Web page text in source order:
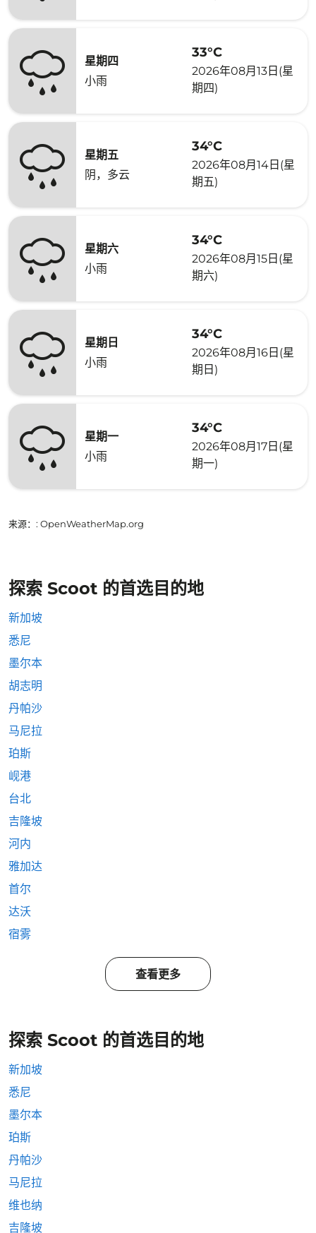
星期四
小雨
33°C
2026年08月13日(星
期四)
星期五
阴，多云
34°C
2026年08月14日(星
期五)
星期六
小雨
34°C
2026年08月15日(星
期六)
星期日
小雨
34°C
2026年08月16日(星
期日)
星期一
小雨
34°C
2026年08月17日(星
期一)
来源： : OpenWeatherMap.org
探索 Scoot 的首选目的地
新加坡
悉尼
墨尔本
胡志明
丹帕沙
马尼拉
珀斯
岘港
台北
吉隆坡
河内
雅加达
首尔
达沃
宿雾
查看更多
探索 Scoot 的首选目的地
新加坡
悉尼
墨尔本
珀斯
丹帕沙
马尼拉
维也纳
吉隆坡